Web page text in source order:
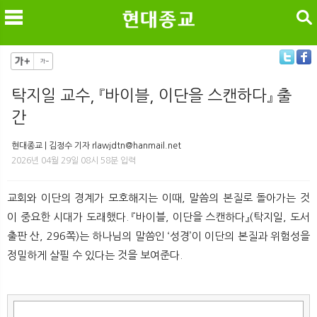
메
검색
탁지일 교수, 『바이블, 이단을 스캔하다』 출
간
현대종교 | 김정수 기자 rlawjdtn@hanmail.net
2026년 04월 29일 08시 58분 입력
교회와 이단의 경계가 모호해지는 이때, 말씀의 본질로 돌아가는 것
이 중요한 시대가 도래했다. 『바이블, 이단을 스캔하다』(탁지일, 도서
출판 산, 296쪽)는 하나님의 말씀인 ‘성경’이 이단의 본질과 위험성을
정밀하게 살필 수 있다는 것을 보여준다.